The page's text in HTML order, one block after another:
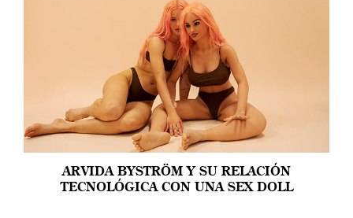
ARVIDA BYSTRÖM Y SU RELACIÓN
TECNOLÓGICA CON UNA SEX DOLL